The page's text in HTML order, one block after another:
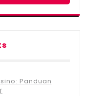
Panduan